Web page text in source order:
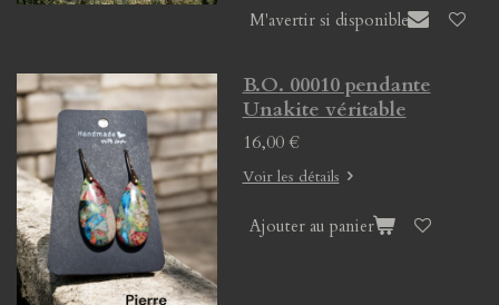
M'avertir si disponible
B.O. 00010 pendante
Unakite véritable
16,00 €
Voir les détails
Ajouter au panier